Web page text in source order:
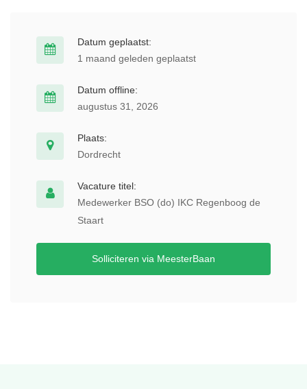
Datum geplaatst:
1 maand geleden geplaatst
Datum offline:
augustus 31, 2026
Plaats:
Dordrecht
Vacature titel:
Medewerker BSO (do) IKC Regenboog de
Staart
Solliciteren via MeesterBaan